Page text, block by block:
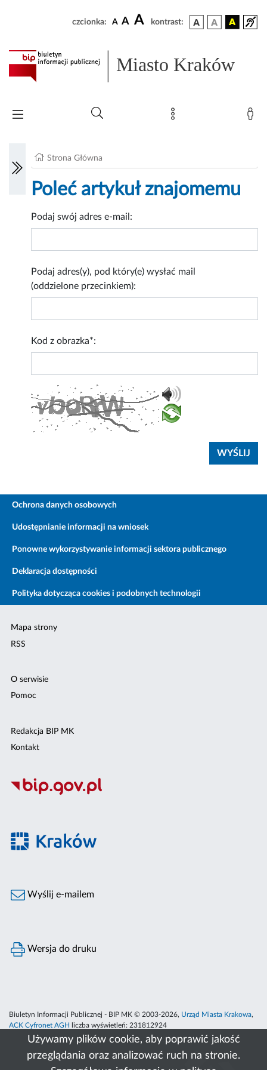
Używamy plików cookie, aby poprawić jakość
przeglądania oraz analizować ruch na stronie.
czcionka: A A A kontrast:
Miasto Kraków
Strona Główna
Poleć artykuł znajomemu
Podaj swój adres e-mail:
Podaj adres(y), pod który(e) wysłać mail
(oddzielone przecinkiem):
Kod z obrazka*:
Ochrona danych osobowych
Udostępnianie informacji na wniosek
Ponowne wykorzystywanie informacji sektora publicznego
Deklaracja dostępności
Polityka dotycząca cookies i podobnych technologii
Mapa strony
RSS
O serwisie
Pomoc
Redakcja BIP MK
Kontakt
Wyślij e-mailem
Wersja do druku
Biuletyn Informacji Publicznej - BIP MK © 2003-2026, Urząd Miasta Krakowa,
ACK Cyfronet AGH
liczba wyświetleń: 231812924